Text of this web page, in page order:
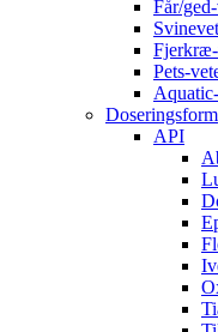
Får/
Pets-
Doseringsform
API